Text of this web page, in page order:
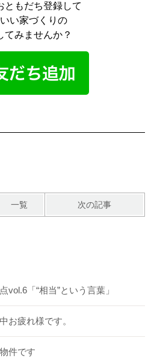
ともだち登録して
い家づくりの
てみませんか？
一覧 次の記事
vol.6「“相当”という言葉」
お疲れ様です。
件です